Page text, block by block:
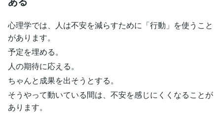
心理学では、人は不安を減らすために「行動」を使うこと
があります。
予定を埋める。
人の期待に応える。
ちゃんと成果を出そうとする。
そうやって動いている間は、不安を感じにくくなることが
あります。